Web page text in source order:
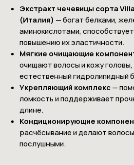
Экстракт чечевицы сорта
(Италия) — богат белками,
аминокислотами,
повышению их эластичности.
Мягкие очищающие
очищают волосы и кожу
естественный гидролипидный
Укрепляющий комплекс—
ломкость и поддерживает
длине.
Кондиционирующие
расчёсывание и делают
послушными.